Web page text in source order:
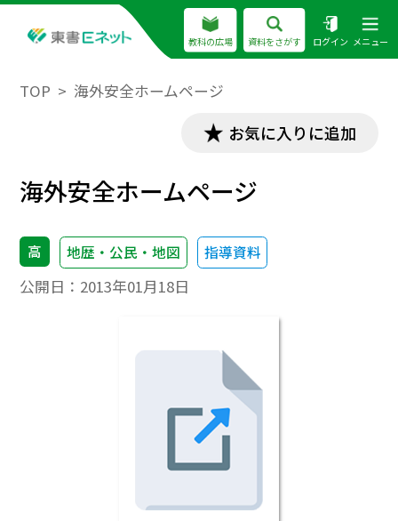
教科の広場 資料をさがす ログイン メニュー
TOP 海外安全ホームページ
お気に入りに追加
海外安全ホームページ
高 地歴・公民・地図 指導資料
公開日： 2013年01月18日